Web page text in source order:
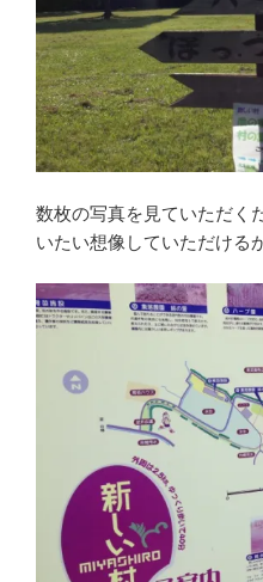
数枚の写真を見ていただく
いたい想像していただける